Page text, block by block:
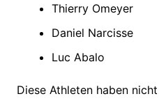
Thierry Omeyer
Daniel Narcisse
Luc Abalo
Diese Athleten haben